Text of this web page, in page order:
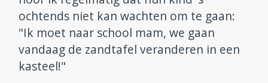
ochtends niet kan wachten om te gaan:
"Ik moet naar school mam, we gaan
vandaag de zandtafel veranderen in een
kasteel!"